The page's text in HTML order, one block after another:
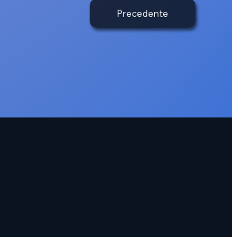
Precedente